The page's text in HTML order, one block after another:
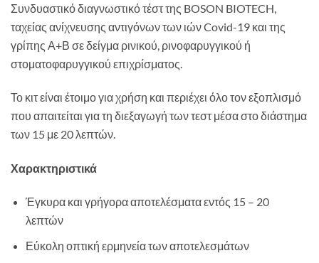
Συνδυαστικό διαγνωστικό τέστ της BOSON BIOTECH,
ταχείας ανίχνευσης αντιγόνων των ιών Covid-19 και της
γρίπης Α+Β σε δείγμα ρινικού, ρινοφαρυγγικού ή
στοματοφαρυγγικού επιχρίσματος.
Το κιτ είναι έτοιμο για χρήση και περιέχει όλο τον εξοπλισμό
που απαιτείται για τη διεξαγωγή των τεστ μέσα στο διάστημα
των 15 με 20 λεπτών.
Χαρακτηριστικά
Έγκυρα και γρήγορα αποτελέσματα εντός 15 – 20
λεπτών
Εύκολη οπτική ερμηνεία των αποτελεσμάτων